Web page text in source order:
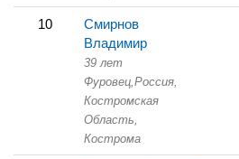
10
Смирнов
Владимир
39 лет
Фуровец,Россия,
Костромская
Область,
Кострома